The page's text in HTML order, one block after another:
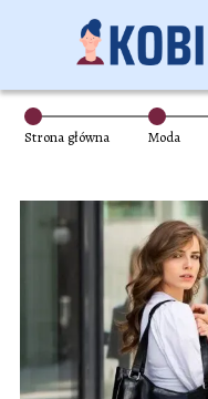
Strona główna Moda